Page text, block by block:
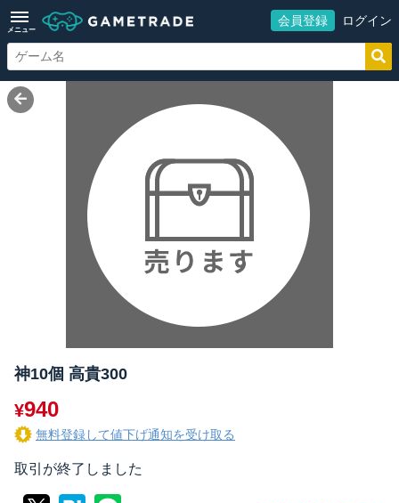
メニュー
会員登録 ログイン
神10個 高貴300
¥940
無料登録して値下げ通知を受け取る
取引が終了しました